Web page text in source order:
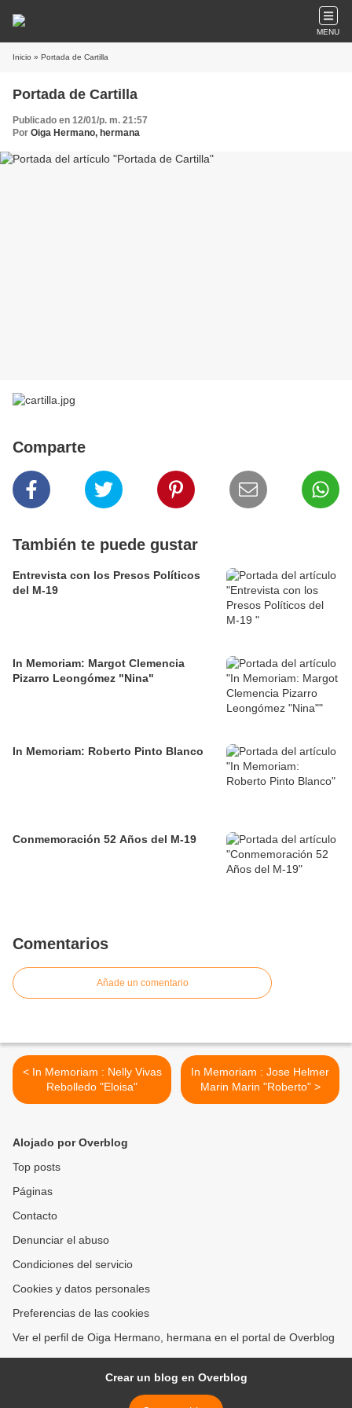
MENU
Inicio » Portada de Cartilla
Portada de Cartilla
Publicado en 12/01/p. m. 21:57
Por Oiga Hermano, hermana
Comparte
También te puede gustar
Entrevista con los Presos Políticos
del M-19
In Memoriam: Margot Clemencia
Pizarro Leongómez "Nina"
In Memoriam: Roberto Pinto Blanco
Conmemoración 52 Años del M-19
Comentarios
Añade un comentario
< In Memoriam : Nelly Vivas
Rebolledo "Eloisa"
In Memoriam : Jose Helmer
Marin Marin "Roberto" >
Alojado por Overblog
Top posts
Páginas
Contacto
Denunciar el abuso
Condiciones del servicio
Cookies y datos personales
Preferencias de las cookies
Ver el perfil de Oiga Hermano, hermana en el portal de Overblog
Crear un blog en Overblog